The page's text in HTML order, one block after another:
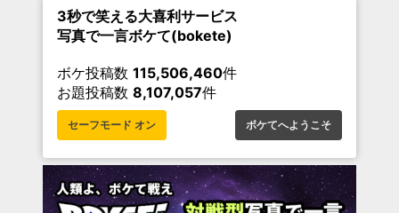
3秒で笑える大喜利サービス
写真で一言ボケて(bokete)
ボケ投稿数 115,506,460件
お題投稿数 8,107,057件
セーフモード オン ボケてへようこそ